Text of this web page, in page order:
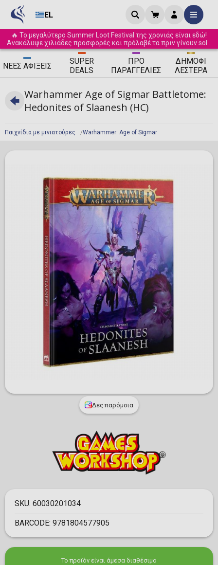
EL
🔥 Το μεγαλύτερο Summer Loot Festival της χρονιάς είναι εδώ!
Ανακάλυψε χιλιάδες προσφορές και πρόλαβέ τα πριν γίνουν sold
out! ☀️
ΝΈΕΣ ΑΦΊΞΕΙΣ
SUPER
DEALS
ΠΡΟ
ΠΑΡΑΓΓΕΛΊΕΣ
ΔΗΜΟΦΙ
ΛΈΣΤΕΡΑ
Παιχνίδια με μινιατούρες Warhammer: Age of Sigmar
Warhammer Age of Sigmar Battletome:
Hedonites of Slaanesh (HC)
Δες παρόμοια
SKU: 60030201034
BARCODE: 9781804577905
Το προϊόν είναι άμεσα διαθέσιμο